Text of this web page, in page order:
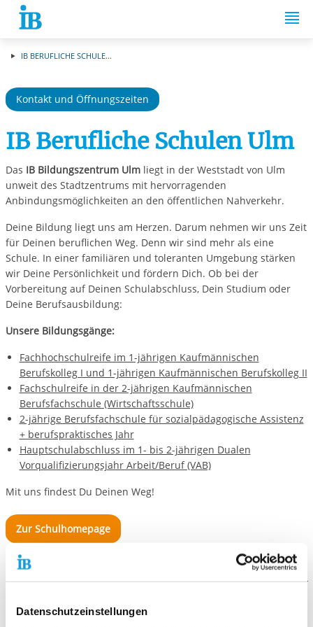
Datenschutzeinstellungen
Springe zum Inhalt
IB BERUFLICHE SCHULE...
Kontakt und Öffnungszeiten
IB Berufliche Schulen Ulm
Das IB Bildungszentrum Ulmliegt in der Weststadt von Ulm
unweit des Stadtzentrums mit hervorragenden
Anbindungsmöglichkeiten an den öffentlichen Nahverkehr.
Deine Bildung liegt uns am Herzen. Darum nehmen wir uns Zeit
für Deinen beruflichen Weg. Denn wir sind mehr als eine
Schule. In einer familiären und toleranten Umgebung stärken
wir Deine Persönlichkeit und fördern Dich. Ob bei der
Vorbereitung auf Deinen Schulabschluss, Dein Studium oder
Deine Berufsausbildung:
Unsere Bildungsgänge:
Fachhochschulreife im 1-jährigen Kaufmännischen
Berufskolleg I und 1-jährigen Kaufmännischen Berufskolleg II
Fachschulreife in der 2-jährigen Kaufmännischen
Berufsfachschule (Wirtschaftsschule)
2-jährige Berufsfachschule für sozialpädagogische Assistenz
+ berufspraktisches Jahr
Hauptschulabschluss im 1- bis 2-jährigen Dualen
Vorqualifizierungsjahr Arbeit/Beruf (VAB)
Mit uns findest Du Deinen Weg!
Zur Schulhomepage
Weitere Angebote